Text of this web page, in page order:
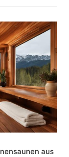
aus